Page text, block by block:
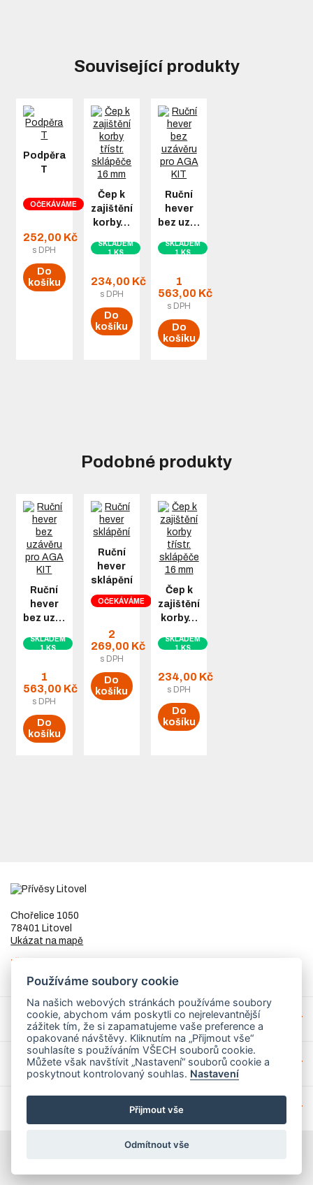
Související produkty
Podpěra
T
OČEKÁVÁME
252,00 Kč
s DPH
Do
košíku
Čep k
zajištění
korby…
SKLADEM
1 KS
234,00 Kč
s DPH
Do
košíku
Ruční
hever
bez uz…
SKLADEM
1 KS
1
563,00 Kč
s DPH
Do
košíku
Podobné produkty
Ruční
hever
bez uz…
SKLADEM
1 KS
1
563,00 Kč
s DPH
Do
košíku
Ruční
hever
sklápění
OČEKÁVÁME
2
269,00 Kč
s DPH
Do
košíku
Čep k
zajištění
korby…
SKLADEM
1 KS
234,00 Kč
s DPH
Do
košíku
Chořelice 1050
78401 Litovel
Ukázat na mapě
IČ
DIČCZ8253255307
Přívěsy a náhradní díly
Servis
Mohlo by Vás zajímat
© 2026 PrivesyLitovel.cz
Používáme soubory cookie
Na našich webových stránkách používáme soubory
cookie, abychom vám poskytli co nejrelevantnější
zážitek tím, že si zapamatujeme vaše preference a
opakované návštěvy. Kliknutím na „Přijmout vše“
souhlasíte s používáním VŠECH souborů cookie.
Můžete však navštívit „Nastavení“ souborů cookie a
poskytnout kontrolovaný souhlas. Nastavení
Přijmout vše
Odmítnout vše